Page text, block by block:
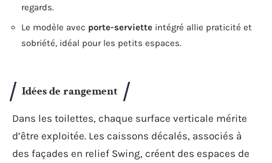
regards.
Le modèle avec porte-serviette intégré allie praticité et
sobriété, idéal pour les petits espaces.
Idées de rangement
Dans les toilettes, chaque surface verticale mérite
d’être exploitée. Les caissons décalés, associés à
des façades en relief Swing, créent des espaces de